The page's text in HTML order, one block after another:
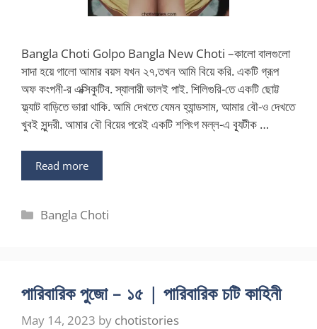
Bangla Choti Golpo Bangla New Choti –কালো বালগুলো
সাদা হয়ে গালো আমার বয়স যখন ২৭,তখন আমি বিয়ে করি. একটি গ্রূপ
অফ কংপনী-র এক্সিকুটিব. স্যালারী ভালই পাই. শিলিগুরি-তে একটি ছোট্ট
ফ্ল্যাট বাড়িতে ভারা থাকি. আমি দেখতে যেমন হ্যান্ডসাম, আমার বৌ-ও দেখতে
খুবই সুন্দরী. আমার বৌ বিয়ের পরেই একটি শপিংগ মল্ল-এ ব্যূটীক …
Read more
Categories
Bangla Choti
পারিবারিক পুজো – ১৫ | পারিবারিক চটি কাহিনী
May 14, 2023 by chotistories